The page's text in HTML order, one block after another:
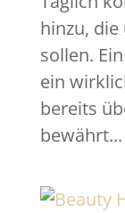
hinzu,
sollen.
ein
bereits
bewährt...